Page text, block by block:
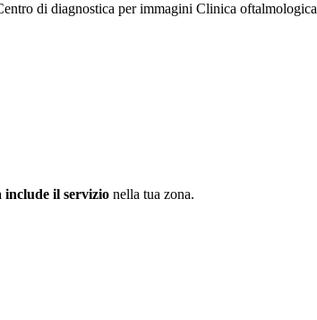
di diagnostica per immagini Clinica oftalmologica
include il servizio nella tua zona.